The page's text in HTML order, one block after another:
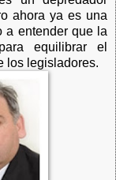
ahora ya es una
a entender que la
equilibrar el
los legisladores.